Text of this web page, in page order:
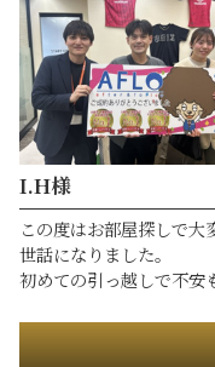
I.H様
この度はお部屋探しで大
世話になりました。
初めての引っ越しで不安
教えていただけたので安